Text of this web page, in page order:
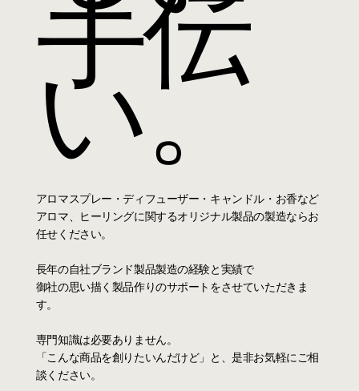
手伝
い。
アロマスプレー・ディフューザー・キャンドル・お香など
アロマ、ヒーリングに関するオリジナル製品の製造ならお
任せください。
長年の自社ブランド製品製造の経験と実績で
御社の思い描く製品作りのサポートをさせていただきま
す。
専門知識は必要ありません。
​「こんな商品を創りたいんだけど」と、是非お気軽にご相
談ください。